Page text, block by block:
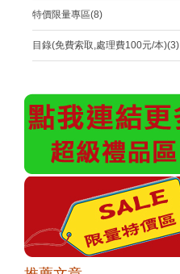
特價限量專區(8)
目錄(免費索取,處理費100元/本)(3)